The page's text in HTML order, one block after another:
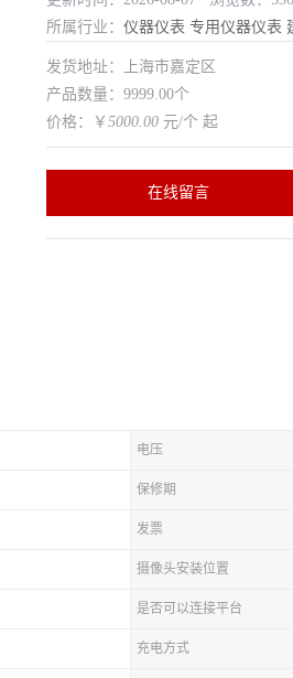
所属行业： 仪器仪表 专用仪器仪表
发货地址：上海市嘉定区
产品数量：9999.00个
价格：￥ 5000.00 元/个 起
在线留言
电压
保修期
发票
摄像头安装位置
是否可以连接平台
充电方式